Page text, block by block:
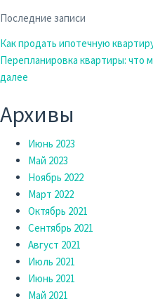
Последние записи
Как продать ипотечную
Перепланировка квартиры: что
далее
Архивы
Июнь 2023
Май 2023
Ноябрь 2022
Март 2022
Октябрь 2021
Сентябрь 2021
Август 2021
Июль 2021
Июнь 2021
Май 2021